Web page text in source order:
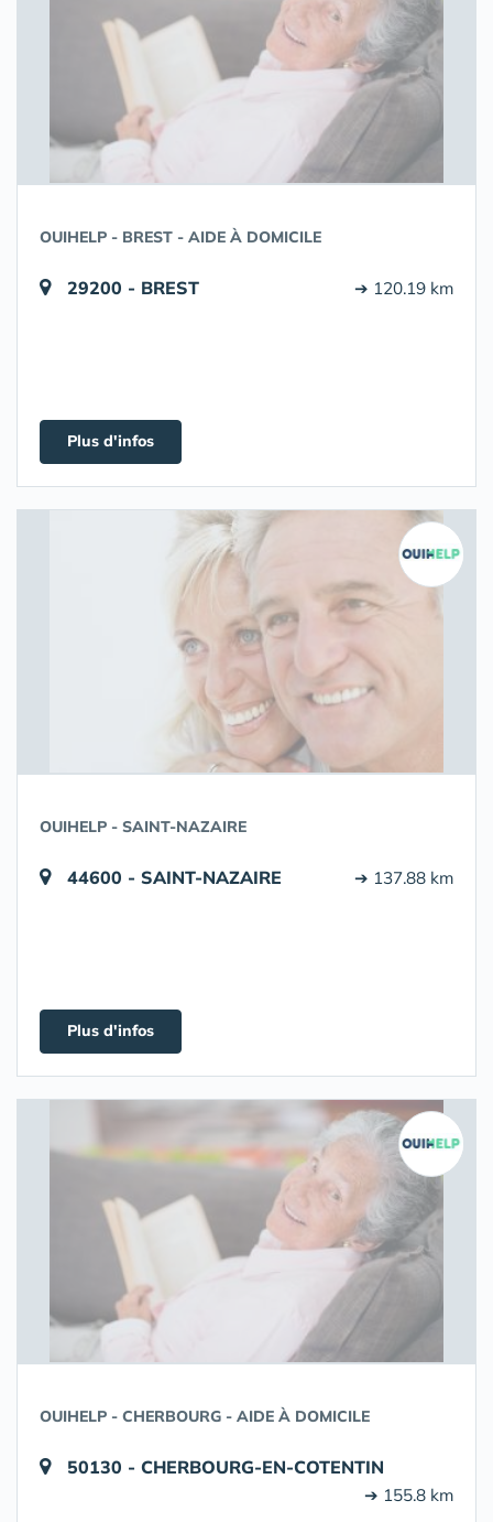
OUIHELP - BREST - AIDE À DOMICILE
29200 - BREST ➔ 120.19 km
Plus d'infos
OUIHELP - SAINT-NAZAIRE
44600 - SAINT-NAZAIRE ➔ 137.88 km
Plus d'infos
OUIHELP - CHERBOURG - AIDE À DOMICILE
50130 - CHERBOURG-EN-COTENTIN
➔ 155.8 km